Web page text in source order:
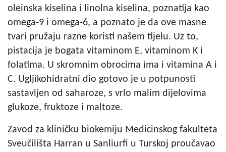
oleinska kiselina i linolna kiselina, poznatija kao
omega-9 i omega-6, a poznato je da ove masne
tvari pružaju razne koristi našem tijelu. Uz to,
pistacija je bogata vitaminom E, vitaminom K i
folatima. U skromnim obrocima ima i vitamina A i
C. Ugljikohidratni dio gotovo je u potpunosti
sastavljen od saharoze, s vrlo malim dijelovima
glukoze, fruktoze i maltoze.
Zavod za kliničku biokemiju Medicinskog fakulteta
Sveučilišta Harran u Sanliurfi u Turskoj proučavao